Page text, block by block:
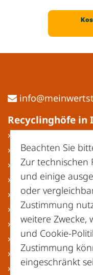
Recyclinghöfe in
» Baden-
» Bayern
» Berlin
» Brandenburg
» Bremen
» Hamburg
» Hessen
» Mecklenburg-
» Niedersachsen
» Nordrhein-
Beachten Sie
Zur technischen
und einige
oder
Zustimmung
weitere Zwecke,
und Cookie-
Zustimmung
eingeschränkt